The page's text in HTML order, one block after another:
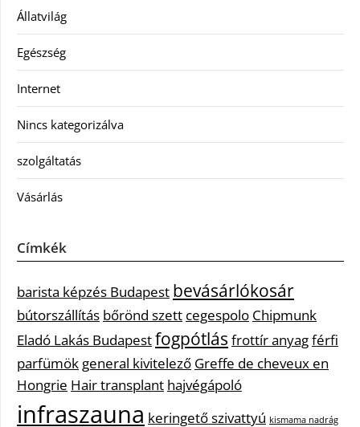
Állatvilág
Egészség
Internet
Nincs kategorizálva
szolgáltatás
Vásárlás
Címkék
barista képzés Budapest bevásárlókosár
bútorszállítás bőrönd szett cegespolo Chipmunk
Eladó Lakás Budapestfogpótlás frottír anyagférfi
parfümök general kivitelező Greffe de cheveux en
Hongrie Hair transplant hajvégápoló
infraszauna keringető szivattyú kismama nadrág